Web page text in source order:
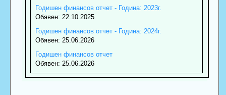
Годишен финансов отчет - Година: 2023г.
Обявен: 22.10.2025
Годишен финансов отчет - Година: 2024г.
Обявен: 25.06.2026
Годишен финансов отчет
Обявен: 25.06.2026